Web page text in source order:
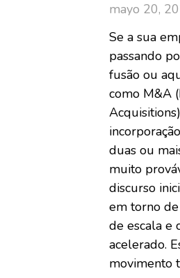
mayo 20,
Se a sua
passando
fusão ou
como M&A
duas ou
muito
discurso
em torno
de escala e
acelerado.
movimento